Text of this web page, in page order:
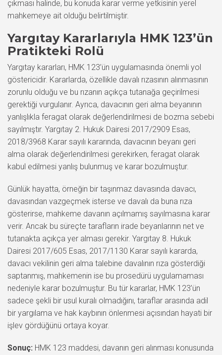
çıkması halinde, bu konuda karar verme yetkisinin yerel
mahkemeye ait olduğu belirtilmiştir.
Yargıtay Kararlarıyla HMK 123’ün
Pratikteki Rolü
Yargıtay kararları, HMK 123’ün uygulamasında önemli yol
göstericidir. Kararlarda, özellikle davalı rızasının alınmasının
zorunlu olduğu ve bu rızanın açıkça tutanağa geçirilmesi
gerektiği vurgulanır. Ayrıca, davacının geri alma beyanının
yanlışlıkla feragat olarak değerlendirilmesi de bozma sebebi
sayılmıştır. Yargıtay 2. Hukuk Dairesi 2017/2909 Esas,
2018/3968 Karar sayılı kararında, davacının beyanı geri
alma olarak değerlendirilmesi gerekirken, feragat olarak
kabul edilmesi yanlış bulunmuş ve karar bozulmuştur.
Günlük hayatta, örneğin bir taşınmaz davasında davacı,
davasından vazgeçmek isterse ve davalı da buna rıza
gösterirse, mahkeme davanın açılmamış sayılmasına karar
verir. Ancak bu süreçte tarafların irade beyanlarının net ve
tutanakta açıkça yer alması gerekir. Yargıtay 8. Hukuk
Dairesi 2017/605 Esas, 2017/1130 Karar sayılı kararda,
davacı vekilinin geri alma talebine davalının rıza gösterdiği
saptanmış, mahkemenin ise bu prosedürü uygulamaması
nedeniyle karar bozulmuştur. Bu tür kararlar, HMK 123’ün
sadece şekli bir usul kuralı olmadığını, taraflar arasında adil
bir yargılama ve hak kaybının önlenmesi açısından hayati bir
işlev gördüğünü ortaya koyar.
Sonuç: HMK 123 maddesi, davanın geri alınması konusunda